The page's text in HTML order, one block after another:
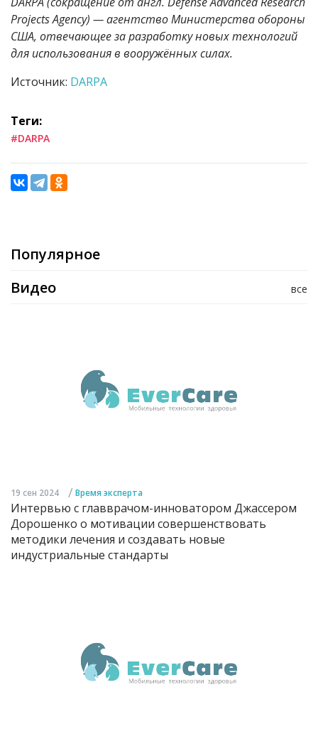
Projects Agency) — агентство Министерства обороны
США, отвечающее за разработку новых технологий
для использования в вооружённых силах.
Источник: DARPA
Теги:
#DARPA
Популярное
все
Видео
19 сен 2024 / Время эксперта
Интервью с главврачом-инноватором Джассером
Дорошенко о мотивации совершенствовать
методики лечения и создавать новые
индустриальные стандарты